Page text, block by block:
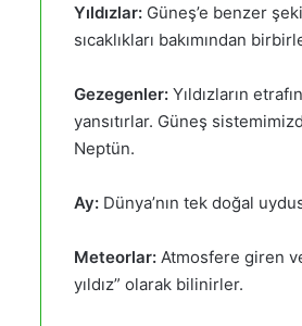
Yıldızlar: Güneş’e benzer
sıcaklıkları bakımından
Gezegenler: Yıldızların
yansıtırlar. Güneş
Neptün.
Ay: Dünya’nın tek doğal
Meteorlar: Atmosfere giren
yıldız” olarak bilinirler.